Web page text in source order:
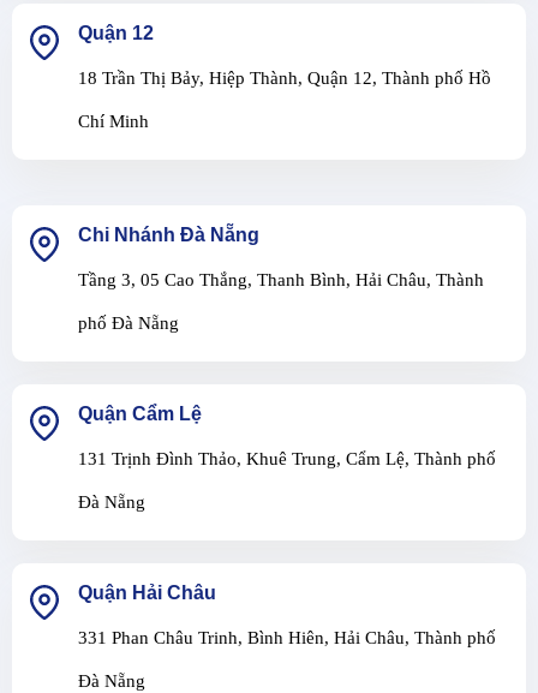
Quận 12
18 Trần Thị Bảy, Hiệp Thành, Quận 12, Thành phố Hồ
Chí Minh
Chi Nhánh Đà Nẵng
Tầng 3, 05 Cao Thắng, Thanh Bình, Hải Châu, Thành
phố Đà Nẵng
Quận Cẩm Lệ
131 Trịnh Đình Thảo, Khuê Trung, Cẩm Lệ, Thành phố
Đà Nẵng
Quận Hải Châu
331 Phan Châu Trinh, Bình Hiên, Hải Châu, Thành phố
Đà Nẵng